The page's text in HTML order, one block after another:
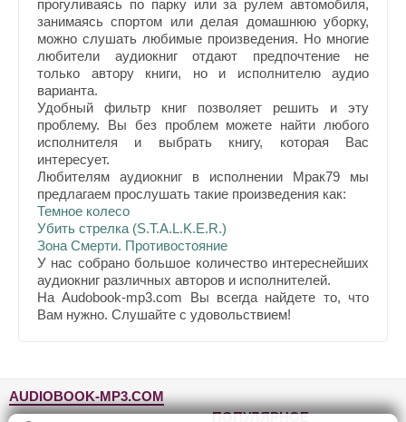
прогуливаясь по парку или за рулем автомобиля,
занимаясь спортом или делая домашнюю уборку,
можно слушать любимые произведения. Но многие
любители аудиокниг отдают предпочтение не
только автору книги, но и исполнителю аудио
варианта.
Удобный фильтр книг позволяет решить и эту
проблему. Вы без проблем можете найти любого
исполнителя и выбрать книгу, которая Вас
интересует.
Любителям аудиокниг в исполнении Мрак79 мы
предлагаем прослушать такие произведения как:
Темное колесо
Убить стрелка (S.T.A.L.K.E.R.)
Зона Смерти. Противостояние
У нас собрано большое количество интереснейших
аудиокниг различных авторов и исполнителей.
На Audobook-mp3.com Вы всегда найдете то, что
Вам нужно. Слушайте с удовольствием!
AUDIOBOOK-MP3.COM
ПОПУЛЯРНОЕ